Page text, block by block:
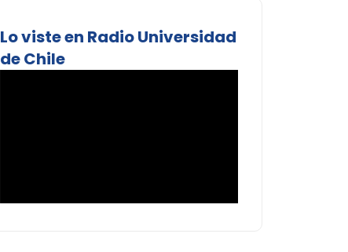
Lo viste en Radio Universidad
de Chile